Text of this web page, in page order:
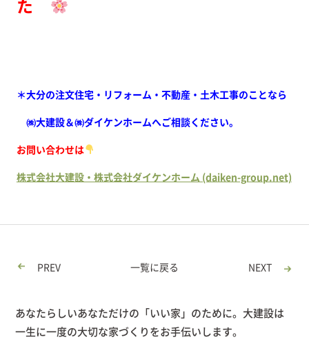
た
＊大分の注文住宅・リフォーム・不動産・土木工事のことなら
㈱大建設＆㈱ダイケンホームへご相談ください。
お問い合わせは
株式会社大建設・株式会社ダイケンホーム (daiken-group.net)
PREV 一覧に戻る NEXT
あなたらしいあなただけの「いい家」のために。大建設は
一生に一度の大切な家づくりをお手伝いします。